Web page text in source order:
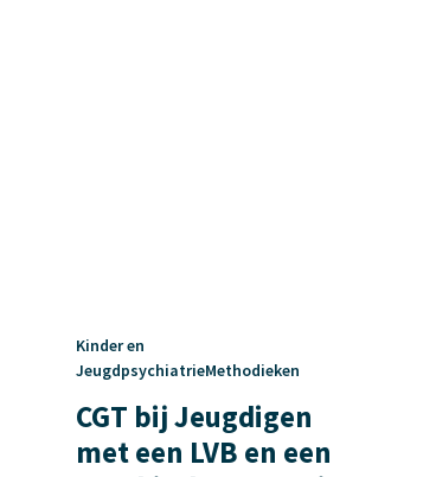
CGT bij Jeugdigen
met een LVB en een
Kinder en
JeugdpsychiatrieMethodieken